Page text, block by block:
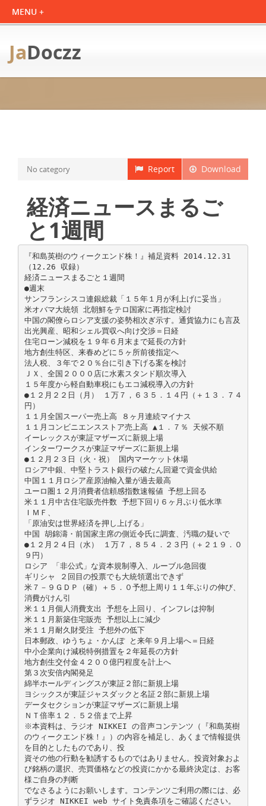
JaDoczz
Download
Report
No category
経済ニュースまるご
と1週間
『和島英樹のウィークエンド株！』補足資料 2014.12.31
（12.26 収録）
経済ニュースまるごと１週間
●週末
サンフランシスコ連銀総裁「１５年１月が利上げに妥当」
米オバマ大統領 北朝鮮をテロ国家に再指定検討
中国の閣僚らロシア支援の姿勢相次ぎ示す。通貨協力にも言及
出光興産、昭和シェル買収へ向け交渉＝日経
住宅ローン減税を１９年６月末まで延長の方針
地方創生特区、来春めどに５ヶ所前後指定へ
法人税、３年で２０％台に引き下げる案を検討
ＪＸ、全国２０００店に水素スタンド順次導入
１５年度から軽自動車税にもエコ減税導入の方針
●１２月２２日（月） １万７，６３５．１４円（＋１３．７４
円）
１１月全国スーパー売上高 ８ヶ月連続マイナス
１１月コンビニエンスストア売上高 ▲１．７％ 天候不順
イーレックスが東証マザーズに新規上場
インターワークスが東証マザーズに新規上場
●１２月２３日（火・祝） 国内マーケット休場
ロシア中銀、中堅トラスト銀行の破たん回避で資金供給
中国１１月ロシア産原油輸入量が過去最高
ユーロ圏１２月消費者信頼感指数速報値 予想上回る
米１１月中古住宅販売件数 予想下回り６ヶ月ぶり低水準
ＩＭＦ、
「原油安は世界経済を押し上げる」
中国 胡錦濤・前国家主席の側近令氏に調査、汚職の疑いで
●１２月２４日（水） １万７，８５４．２３円（＋２１９．０
９円）
ロシア 「非公式」な資本規制導入、ルーブル急回復
ギリシャ ２回目の投票でも大統領選出できず
米７－９ＧＤＰ（確）＋５．０予想上周り１１年ぶりの伸び、
消費がけん引
米１１月個人消費支出 予想を上回り、インフレは抑制
米１１月新築住宅販売 予想以上に減少
米１１月耐久財受注 予想外の低下
日本郵政、ゆうちょ・かんぽ と来年９月上場へ＝日経
中小企業向け減税特例措置を２年延長の方針
地方創生交付金４２００億円程度を計上へ
第３次安倍内閣発足
綿半ホールディングスが東証２部に新規上場
ヨシックスが東証ジャスダックと名証２部に新規上場
データセクションが東証マザーズに新規上場
ＮＴ倍率１２．５２倍まで上昇
※本資料は、ラジオ NIKKEI の音声コンテンツ（『和島英樹
のウィークエンド株！』）の内容を補足し、あくまで情報提供
を目的としたものであり、投
資その他の行動を勧誘するものではありません。投資対象およ
び銘柄の選択、売買価格などの投資にかかる最終決定は、お客
様ご自身の判断
でなさるようにお願いします。コンテンツご利用の際には、必
ずラジオ NIKKEI web サイト免責条項をご確認ください。